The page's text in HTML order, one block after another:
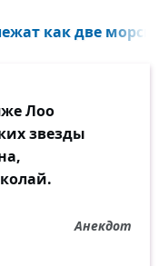
как две
Лоо
звезды
Анекдот